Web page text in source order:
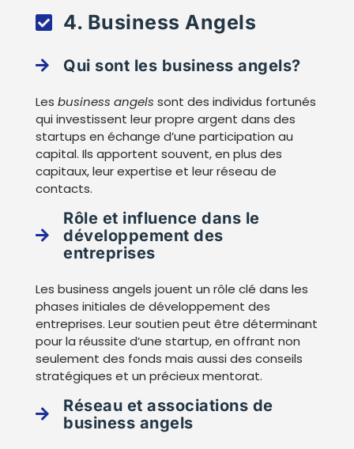
4. Business Angels
Qui sont les business angels?
Les business angels sont des individus fortunés
qui investissent leur propre argent dans des
startups en échange d’une participation au
capital. Ils apportent souvent, en plus des
capitaux, leur expertise et leur réseau de
contacts.
Rôle et influence dans le
développement des
entreprises
Les business angels jouent un rôle clé dans les
phases initiales de développement des
entreprises. Leur soutien peut être déterminant
pour la réussite d’une startup, en offrant non
seulement des fonds mais aussi des conseils
stratégiques et un précieux mentorat.
Réseau et associations de
business angels